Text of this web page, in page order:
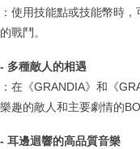
：使用技能點或技能幣時
的戰鬥。
- 多種敵人的相遇
：在《GRANDIA》和《
樂趣的敵人和主要劇情的
- 耳邊迴響的高品質音樂